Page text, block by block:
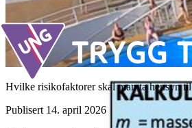
Hvilke risikofaktorer skal man ta hensyn
Publisert 14. april 2026